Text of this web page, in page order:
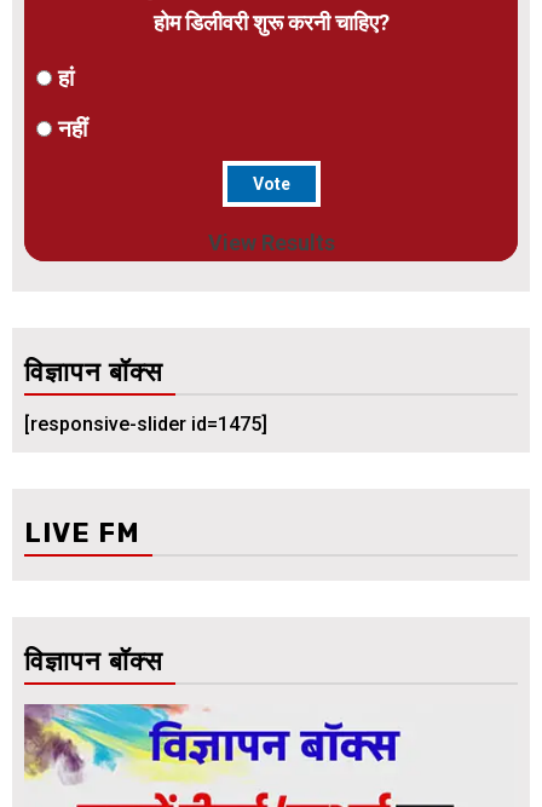
होम डिलीवरी शुरू करनी चाहिए?
हां
नहीं
View Results
विज्ञापन बॉक्स
[responsive-slider id=1475]
LIVE FM
विज्ञापन बॉक्स